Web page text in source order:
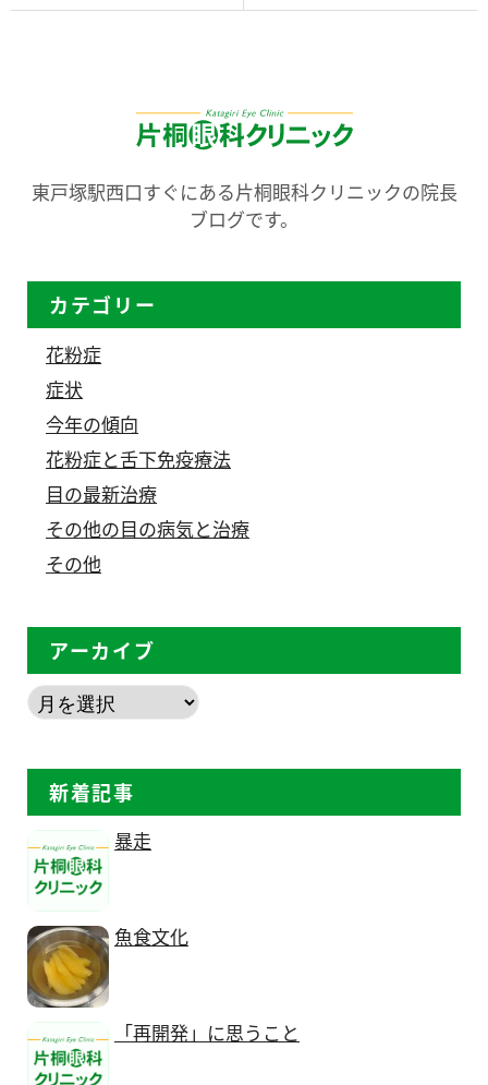
東戸塚駅西口すぐにある片桐眼科クリニックの院長
ブログです。
カテゴリー
花粉症
症状
今年の傾向
花粉症と舌下免疫療法
目の最新治療
その他の目の病気と治療
その他
アーカイブ
新着記事
暴走
魚食文化
「再開発」に思うこと